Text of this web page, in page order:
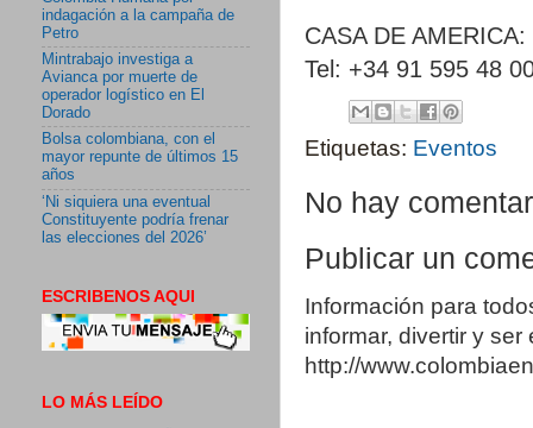
CASA DE
Tel: +34 91 595 48
Etiquetas: Eventos
No hay
Publicar un
Información para
informar, divertir y
http://
indagación a la campaña de
Petro
Mintrabajo investiga a
Avianca por muerte de
operador logístico en El
Dorado
Bolsa colombiana, con el
mayor repunte de últimos 15
años
‘Ni siquiera una eventual
Constituyente podría frenar
las elecciones del 2026’
ESCRIBENOS AQUI
LO MÁS LEÍDO